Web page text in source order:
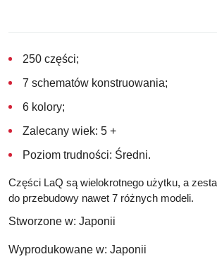
250 części;
7 schematów konstruowania;
6 kolory;
Zalecany wiek: 5 +
Poziom trudności: Średni.
Części LaQ są wielokrotnego użytku, a
do przebudowy nawet 7 różnych modeli.
Stworzone w: Japonii
Wyprodukowane w: Japonii